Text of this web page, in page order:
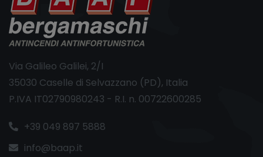
Via Galileo Galilei, 2/I
35030 Caselle di Selvazzano (PD), Italia
P.IVA IT02790980243 - R.I. n. 00722600285
+39 049 897 5888
info@baap.it